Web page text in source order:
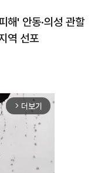
해' 안동·의성 관할
역 선포
arrow_forward_ios 더보기